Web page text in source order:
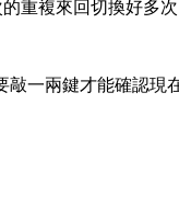
的重複來回切換好
一兩鍵才能確認現